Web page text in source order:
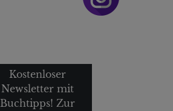
Kostenloser
Newsletter mit
Buchtipps! Zur